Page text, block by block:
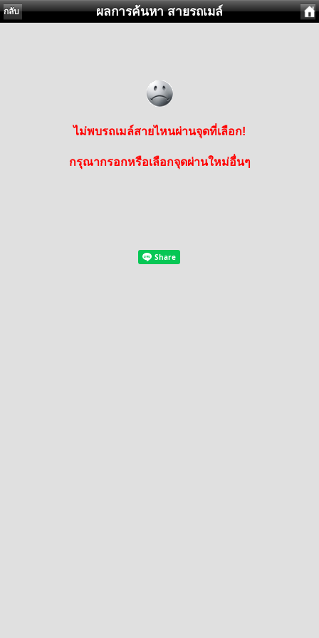
กลับ ผลการค้นหา สายรถเมล์
ไม่พบรถเมล์สายไหนผ่านจุดที่เลือก!
กรุณากรอกหรือเลือกจุดผ่านใหม่อื่นๆ